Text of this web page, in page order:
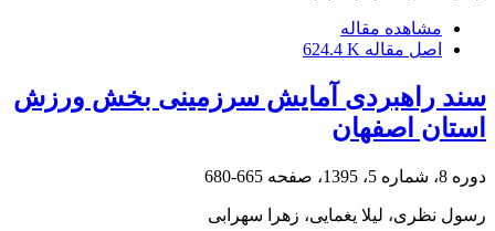
مشاهده مقاله
اصل مقاله 624.4 K
سند راهبردی آمایش سرزمینی بخش ورزش
استان اصفهان
دوره 8، شماره 5، 1395، صفحه 665-680
رسول نظری، لیلا یغمایی، زهرا سهرابی